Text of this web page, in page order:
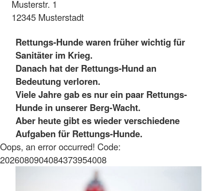
Musterstr. 1
12345 Musterstadt
Rettungs-Hunde waren früher wichtig für
Sanitäter im Krieg.
Danach hat der Rettungs-Hund an
Bedeutung verloren.
Viele Jahre gab es nur ein paar Rettungs-
Hunde in unserer Berg-Wacht.
Aber heute gibt es wieder verschiedene
Aufgaben für Rettungs-Hunde.
Oops, an error occurred! Code:
2026080904084373954008